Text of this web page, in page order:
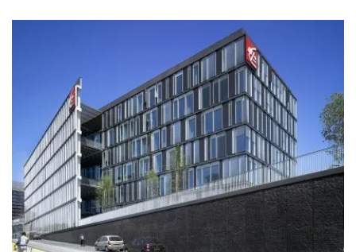
agence@mg-au.fr
Facebook
Instagram